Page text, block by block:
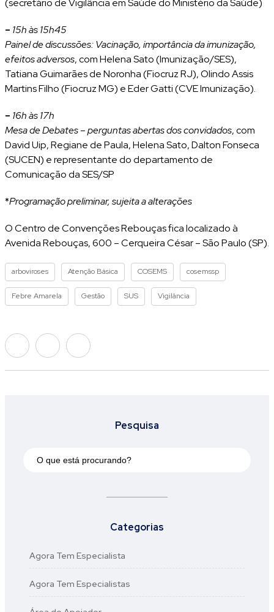
(secretário de Vigilância em Saúde do Ministério da Saúde)
– 15h às 15h45
Painel de discussões: Vacinação, importância da imunização,
efeitos adversos, com Helena Sato (Imunização/SES),
Tatiana Guimarães de Noronha (Fiocruz RJ), Olindo Assis
Martins Filho (Fiocruz MG) e Eder Gatti (CVE Imunização).
– 16h às 17h
Mesa de Debates – perguntas abertas dos convidados, com
David Uip, Regiane de Paula, Helena Sato, Dalton Fonseca
(SUCEN) e representante do departamento de
Comunicação da SES/SP
*Programação preliminar, sujeita a alterações
O Centro de Convenções Rebouças fica localizado à
Avenida Rebouças, 600 – Cerqueira César – São Paulo (SP).
arboviroses Atenção Básica COSEMS cosemssp
Febre Amarela Gestão SUS Vigilância
Pesquisa
Categorias
Agora Tem Especialista
Agora Tem Especialistas